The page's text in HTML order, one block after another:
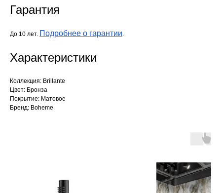
Гарантия
До 10 лет. Подробнее о гарантии.
Характеристики
Коллекция: Brillante
Цвет: Бронза
Покрытие: Матовое
Бренд: Boheme